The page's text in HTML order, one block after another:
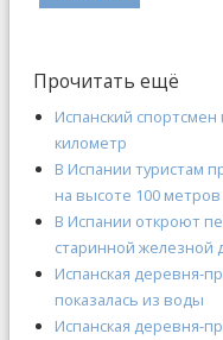
Прочитать ещё
Испанский
километр
В Испании туристам
на высоте 100 метров
В Испании откроют
старинной железной
Испанская деревня-
показалась из воды
Испанская деревня-